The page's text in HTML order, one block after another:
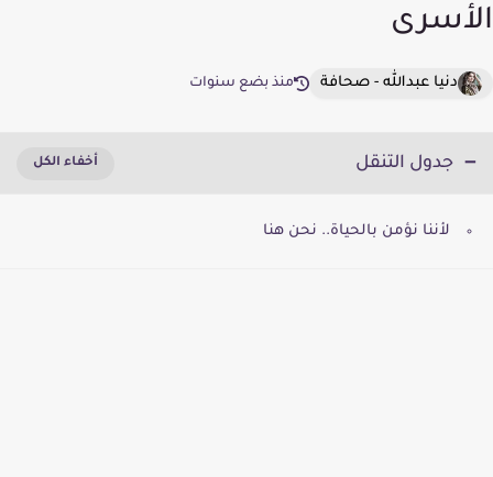
الأسرى
دنيا عبدالله - صحافة منذ بضع سنوات
جدول التنقل
لأننا نؤمن بالحياة.. نحن هنا